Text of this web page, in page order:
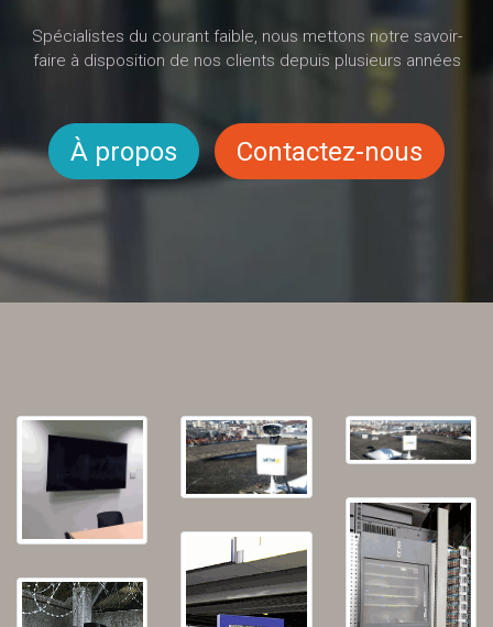
Spécialistes du courant faible, nous mettons notre savoir-
faire à disposition de nos clients depuis plusieurs années
À propos Contactez-nous